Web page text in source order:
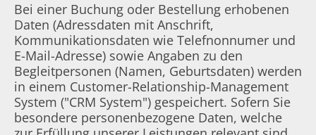
Bei einer Buchung oder Bestellung erhobenen
Daten (Adressdaten mit Anschrift,
Kommunikationsdaten wie Telefnonnumer und
E-Mail-Adresse) sowie Angaben zu den
Begleitpersonen (Namen, Geburtsdaten) werden
in einem Customer-Relationship-Management
System ("CRM System") gespeichert. Sofern Sie
besondere personenbezogene Daten, welche